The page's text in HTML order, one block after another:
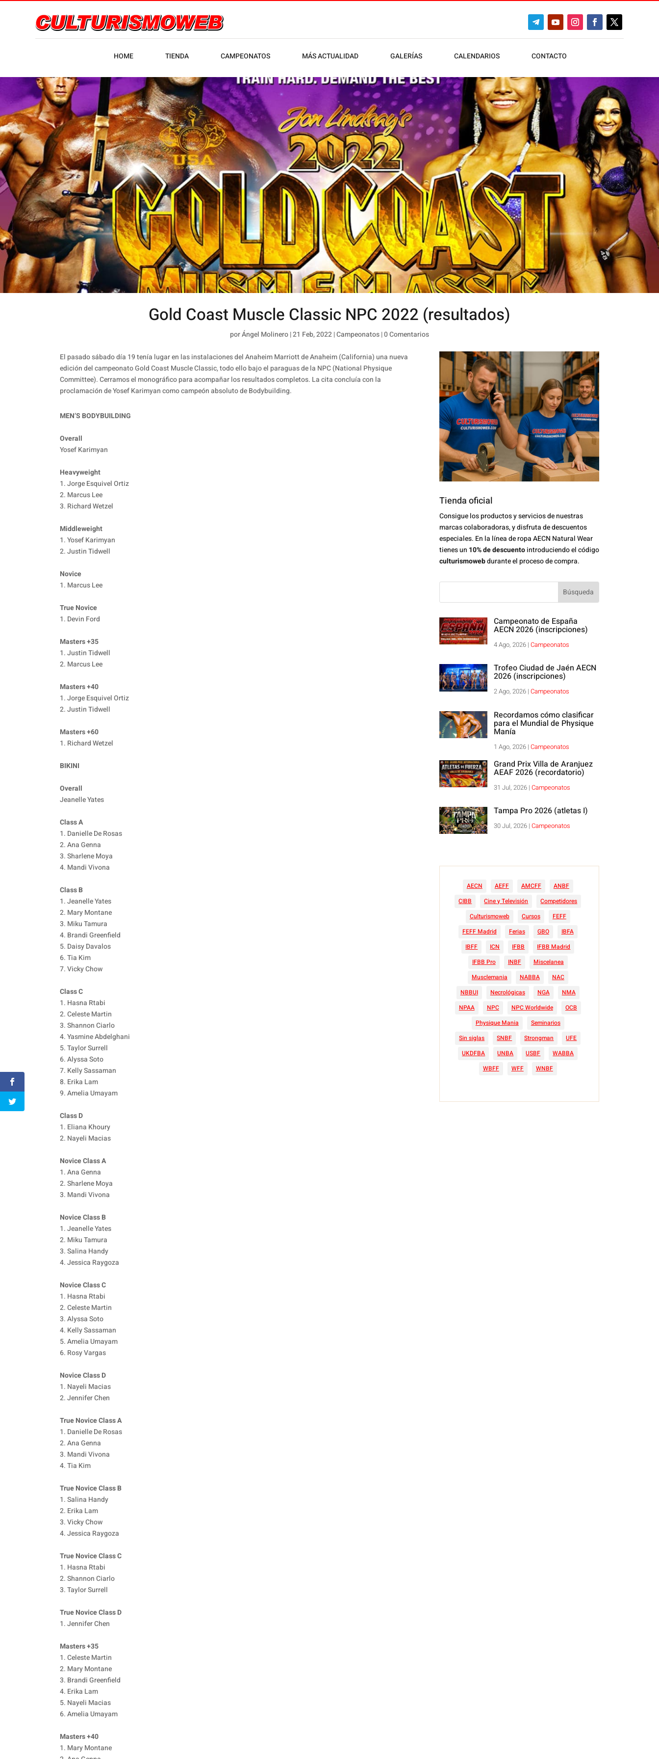
HOME TIENDA CAMPEONATOS MÁS ACTUALIDAD GALERÍAS CALENDARIOS CONTACTO
Gold Coast Muscle Classic NPC 2022 (resultados)
porÁngel Molinero|21 Feb, 2022|Campeonatos|0 Comentarios
El pasado sábado día 19 tenía lugar en las instalaciones del Anaheim Marriott de Anaheim (California) una nueva
edición del campeonato Gold Coast Muscle Classic, todo ello bajo el paraguas de la NPC (National Physique
Committee). Cerramos el monográfico para acompañar los resultados completos. La cita concluía con la
proclamación de Yosef Karimyan como campeón absoluto de Bodybuilding.
MEN’S BODYBUILDING
Overall
Yosef Karimyan
Heavyweight
1. Jorge Esquivel Ortiz
2. Marcus Lee
3. Richard Wetzel
Middleweight
1. Yosef Karimyan
2. Justin Tidwell
Novice
1. Marcus Lee
True Novice
1. Devin Ford
Masters +35
1. Justin Tidwell
2. Marcus Lee
Masters +40
1. Jorge Esquivel Ortiz
2. Justin Tidwell
Masters +60
1. Richard Wetzel
BIKINI
Overall
Jeanelle Yates
Class A
1. Danielle De Rosas
2. Ana Genna
3. Sharlene Moya
4. Mandi Vivona
Class B
1. Jeanelle Yates
2. Mary Montane
3. Miku Tamura
4. Brandi Greenfield
5. Daisy Davalos
6. Tia Kim
7. Vicky Chow
Class C
1. Hasna Rtabi
2. Celeste Martin
3. Shannon Ciarlo
4. Yasmine Abdelghani
5. Taylor Surrell
6. Alyssa Soto
7. Kelly Sassaman
8. Erika Lam
9. Amelia Umayam
Class D
1. Eliana Khoury
2. Nayeli Macias
Novice Class A
1. Ana Genna
2. Sharlene Moya
3. Mandi Vivona
Novice Class B
1. Jeanelle Yates
2. Miku Tamura
3. Salina Handy
4. Jessica Raygoza
Novice Class C
1. Hasna Rtabi
2. Celeste Martin
3. Alyssa Soto
4. Kelly Sassaman
5. Amelia Umayam
6. Rosy Vargas
Novice Class D
1. Nayeli Macias
2. Jennifer Chen
True Novice Class A
1. Danielle De Rosas
2. Ana Genna
3. Mandi Vivona
4. Tia Kim
True Novice Class B
1. Salina Handy
2. Erika Lam
3. Vicky Chow
4. Jessica Raygoza
True Novice Class C
1. Hasna Rtabi
2. Shannon Ciarlo
3. Taylor Surrell
True Novice Class D
1. Jennifer Chen
Masters +35
1. Celeste Martin
2. Mary Montane
3. Brandi Greenfield
4. Erika Lam
5. Nayeli Macias
6. Amelia Umayam
Masters +40
1. Mary Montane
Tienda oficial
Consigue los productos y servicios de nuestras
marcas colaboradoras, y disfruta de descuentos
especiales. En la línea de ropa AECN Natural Wear
tienes un 10% de descuentointroduciendo el código
culturismowebdurante el proceso de compra.
Campeonato de España
AECN 2026 (inscripciones)
4 Ago, 2026| Campeonatos
Trofeo Ciudad de Jaén AECN
2026 (inscripciones)
2 Ago, 2026| Campeonatos
Recordamos cómo clasificar
para el Mundial de Physique
Manía
1 Ago, 2026| Campeonatos
Grand Prix Villa de Aranjuez
AEAF 2026 (recordatorio)
31 Jul, 2026| Campeonatos
Tampa Pro 2026 (atletas I)
30 Jul, 2026| Campeonatos
AECN AEFF AMCFF
ANBF
CIBB
Cine y Televisión
Competidores
Culturismoweb
Cursos
FEFF
FEFF Madrid
Ferias GBO
IBFA
IBFF
ICN IFBB
IFBB Madrid
IFBB Pro
INBF
Miscelanea
Musclemania
NABBA
NAC
NBBUI
Necrológicas NGA
NMA
NPAA
NPC NPC Worldwide
OCB
Physique Mania
Seminarios
Sin siglas
SNBF Strongman
UFE
UKDFBA
UNBA USBF
WABBA
WBFF
WFF WNBF